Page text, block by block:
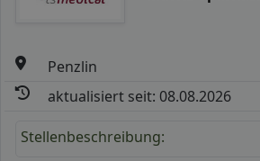
Penzlin
aktualisiert seit: 08.08.2026
Stellenbeschreibung: